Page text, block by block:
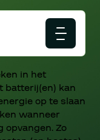
-
in het
batterij(en) kan
op te slaan
wanneer
Zo